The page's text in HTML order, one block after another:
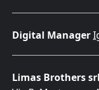
Digital Manager
Limas Brothers